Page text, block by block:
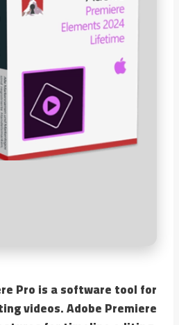
Pro is a software tool for
videos. Adobe Premiere